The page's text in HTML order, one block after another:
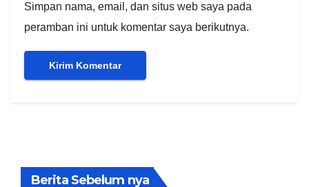
Simpan nama, email, dan situs web saya pada
peramban ini untuk komentar saya berikutnya.
Berita Sebelum nya